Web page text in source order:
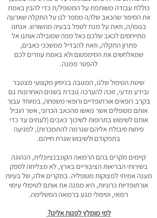
כוללת עבודה משותפת על המטופל/ת כדי להבין באמת
את הסיפור שהכאב שלו/ה מספר לנו על התקלה שארעה
בגופו/ה, וזאת על מנת לטפל בבעיה מהשורש. אנחנו
מתייחסים לכאב שלכם כאל מפה שמובילה אותנו אל
פתרון התקלה, וזאת להבדיל ממשככי כאבים,
שמאלחשים את הסימפטום ולא באמת עוזרים לכם
להפטר ממנה.
שיטת הטיפול שלנו, המגובה בניסיון מקצועי מצטבר
ובידע מדעי, זוכה להערכה גוברת בשנים האחרונות גם
בקרב רופאים אורתופדיים ורופאי משפחה, במיוחד עבור
אותם מטופלים אשר נואשו מהכאב הכרוני, אשר הוביל
אותם לשימוש בתרופות לשיכוך כאבים (לעתים עד כדי
פיתוח סיבולת אליהם שגרמה להתמכרות), לפגיעה
בתפקודם ולשיבוש שגרת חייהם.
קיימים מקרים בהם הרפואה הקונבנציונלית, הנהוגה
בשירותי הבריאות הציבוריים בארץ, לא מצליחה לספק
מענה אמיתי למצוקות מטופליה. במקרים אלה, של בעיות
אורתופדיות כרוניות, היא מפנה את אותם לטיפולי עיסוי
רפואי, וטיפולי מגע ברפואה המשלימה.
למי מומלץ לפנות אלינו?